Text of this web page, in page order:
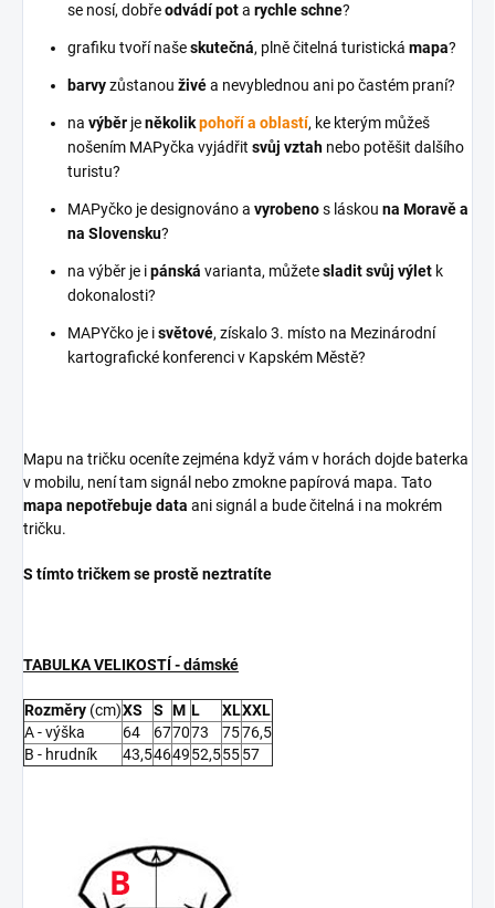
se nosí, dobřeodvádí pota rychle schne?
grafiku tvoří našeskutečná, plně čitelná turistická mapa?
barvyzůstanou živéa nevyblednou ani po častém praní?
na výběr jeněkolikpohoří a oblastí, ke kterým můžeš
nošením MAPyčka vyjádřit svůj vztah nebo potěšit dalšího
turistu?
MAPyčko je designováno a vyrobenos láskou na Moravě a
na Slovensku?
na výběr je ipánská varianta, můžetesladit svůj výlet k
dokonalosti?
MAPYčko je isvětové, získalo 3. místo na Mezinárodní
kartografické konferenci v Kapském Městě?
Mapu na tričku oceníte zejména když vám v horách dojde baterka
v mobilu, není tam signál nebo zmokne papírová mapa. Tato
mapa nepotřebuje data ani signál a bude čitelná i na mokrém
tričku.
S tímto tričkem se prostě neztratíte
TABULKA VELIKOSTÍ - dámské
Rozměry (cm)XS S M L XLXXL
A - výška
64 677073 7576,5
B - hrudník
43,5464952,55557